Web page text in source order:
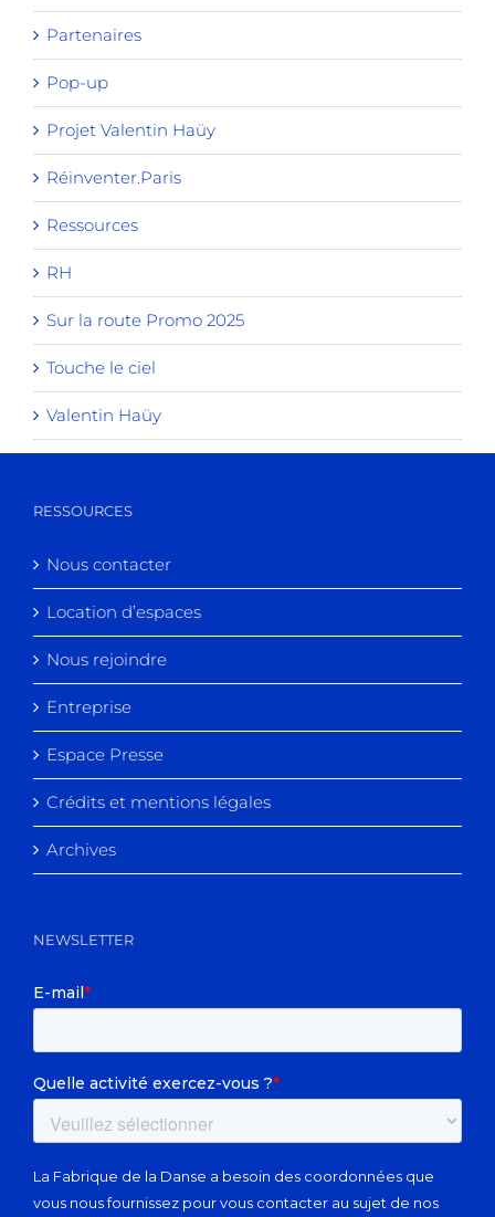
Partenaires
Pop-up
Projet Valentin Haüy
Réinventer.Paris
Ressources
RH
Sur la route Promo 2025
Touche le ciel
Valentin Haüy
RESSOURCES
Nous contacter
Location d’espaces
Nous rejoindre
Entreprise
Espace Presse
Crédits et mentions légales
Archives
NEWSLETTER